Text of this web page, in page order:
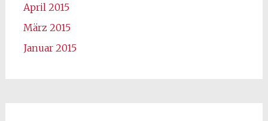
April 2015
März 2015
Januar 2015